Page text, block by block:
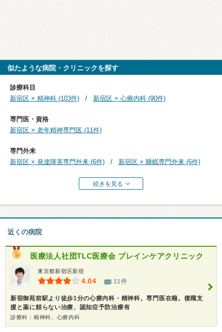
似たような病院・クリニックを探す
診療科目
新宿区 × 精神科 (103件)
新宿区 × 心療内科 (90件)
専門医・資格
新宿区 × 老年精神専門医 (11件)
専門外来
新宿区 × 発達障害専門外来 (6件)
新宿区 × 睡眠専門外来 (6件)
続きを見る
近くの病院
医療法人社団TLC医療会 ブレインケアクリニック
東京都新宿区新宿
4.04 11件
新宿御苑前駅より徒歩1分の心療内科・精神科。専門医在籍。復職支
援と薬に頼らない治療、認知症予防治療有
診療科：精神科、心療内科